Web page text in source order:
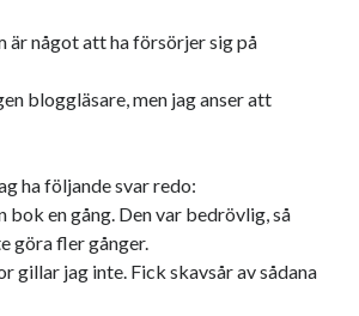
Gå en kurs!
(i fantasin alltså: grupp på FB)
idag? (Recept!)
är något att ha försörjer sig på
bloggläsare, men jag anser att
ha följande svar redo:
bok en gång. Den var bedrövlig, så
göra fler gånger.
gillar jag inte. Fick skavsår av sådana